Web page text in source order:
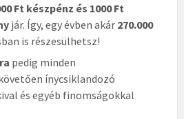
Ft készpénz és 1000 Ft
jár. Így, egy évben akár 270.000
is részesülhetsz!
pedig minden
ínycsiklandozó
és egyéb finomságokkal